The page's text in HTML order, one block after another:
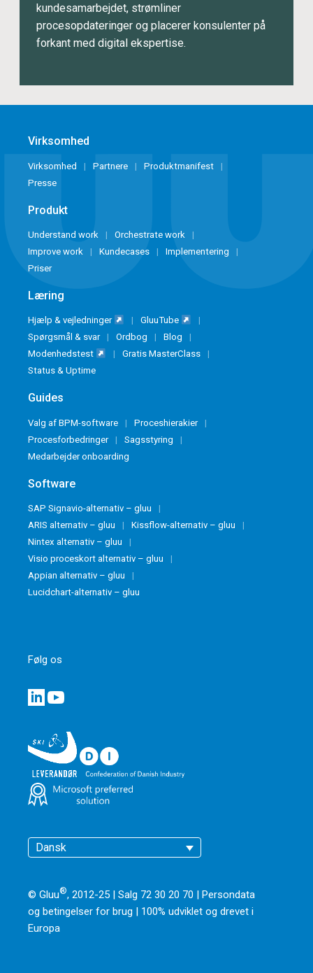
kundesamarbejdet, strømliner
procesopdateringer og placerer konsulenter på
forkant med digital ekspertise.
Virksomhed
Virksomhed Partnere
Produktmanifest
Presse
Produkt
Understand work
Orchestrate work
Improve work
Kundecases
Implementering
Priser
Læring
Hjælp & vejledninger
GluuTube
Spørgsmål & svar
Ordbog
Blog
Modenhedstest
Gratis MasterClass
Status & Uptime
Guides
Valg af BPM-software
Proceshierakier
Procesforbedringer
Sagsstyring
Medarbejder onboarding
Software
SAP Signavio-alternativ – gluu
ARIS alternativ – gluu
Kissflow-alternativ – gluu
Nintex alternativ – gluu
Visio proceskort alternativ – gluu
Appian alternativ – gluu
Lucidchart-alternativ – gluu
Følg os
Dansk
© Gluu®, 2012-25 | Salg 72 30 20 70 | Persondata
og betingelser for brug | 100% udviklet og drevet i
Europa